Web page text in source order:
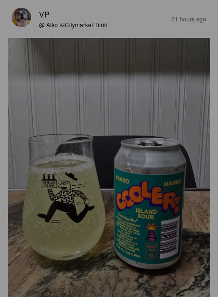
VP
@ Alko K-Citymarket Tiiriö
21 hours ago